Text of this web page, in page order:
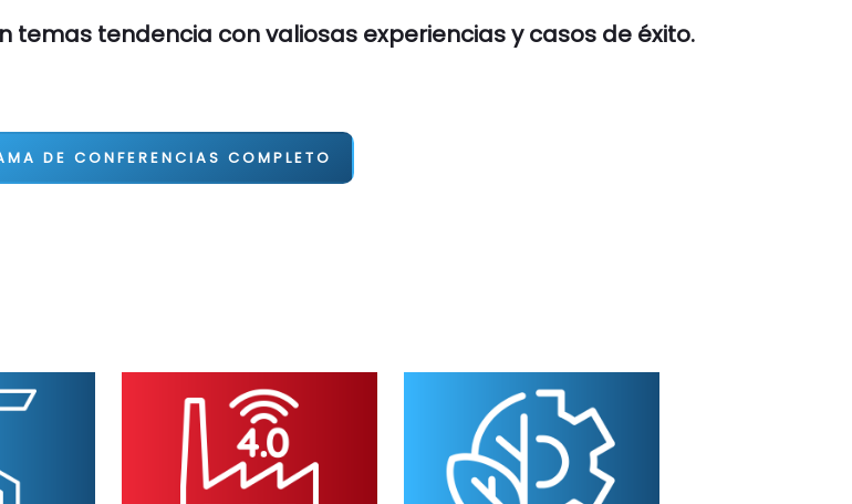
temas tendencia con valiosas experiencias y casos de éxito.
DE CONFERENCIAS COMPLETO